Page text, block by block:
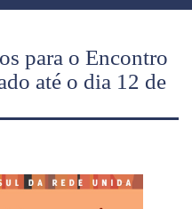
para o Encontro
até o dia 12 de